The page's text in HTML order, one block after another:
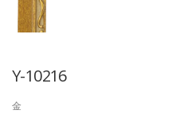
Y-10216
金